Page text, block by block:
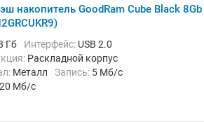
накопитель GoodRam Cube Black 8Gb
Гб Интерфейс: USB 2.0
Раскладной корпус
Металл Запись: 5 Мб/с
20 Мб/с